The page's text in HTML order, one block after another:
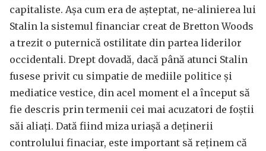
capitaliste. Așa cum era de așteptat, ne-alinierea lui
Stalin la sistemul financiar creat de Bretton Woods
a trezit o puternică ostilitate din partea liderilor
occidentali. Drept dovadă, dacă până atunci Stalin
fusese privit cu simpatie de mediile politice și
mediatice vestice, din acel moment el a început să
fie descris prin termenii cei mai acuzatori de foștii
săi aliați. Dată fiind miza uriașă a deținerii
controlului finaciar, este important să reținem că